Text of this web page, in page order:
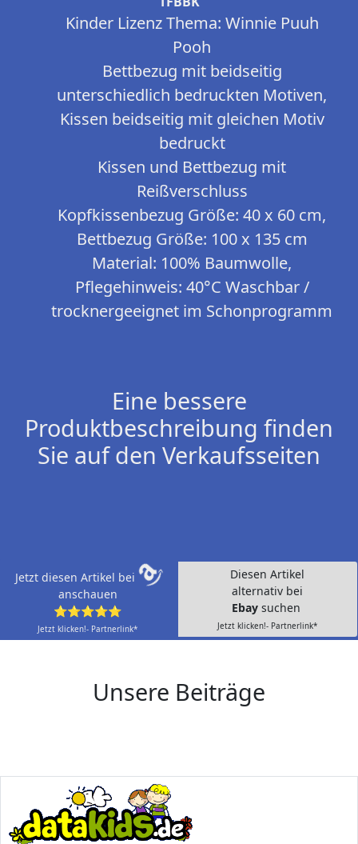
Kinder Lizenz Thema: Winnie Puuh
Pooh
Bettbezug mit beidseitig
unterschiedlich bedruckten Motiven,
Kissen beidseitig mit gleichen Motiv
bedruckt
Kissen und Bettbezug mit
Reißverschluss
Kopfkissenbezug Größe: 40 x 60 cm,
Bettbezug Größe: 100 x 135 cm
Material: 100% Baumwolle,
Pflegehinweis: 40°C Waschbar /
trocknergeeignet im Schonprogramm
Eine bessere
Produktbeschreibung finden
Sie auf den Verkaufsseiten
Jetzt diesen Artikel bei
anschauen
⭐⭐⭐⭐⭐
Jetzt klicken!- Partnerlink*
Diesen Artikel
alternativ bei
Ebay suchen
Jetzt klicken!- Partnerlink*
Unsere Beiträge